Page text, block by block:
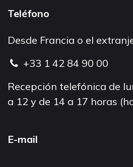
Teléfono
Desde Francia o el
+33 1 42 84 90 00
Recepción telefónica de
a 12 y de 14 a 17 horas
E-mail